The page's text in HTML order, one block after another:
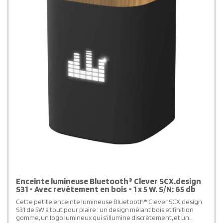
Enceinte lumineuse Bluetooth® Clever SCX.design
S31 - Avec revêtement en bois - 1 x 5 W. S/N: 65 db
Cette petite enceinte lumineuse Bluetooth® Clever SCX.design
S31 de 5W a tout pour plaire : un design mêlant bois et finition
gomme, un logo lumineux qui s’illumine discrètement, et un